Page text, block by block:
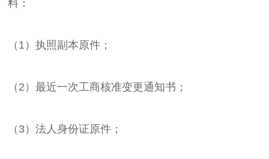
料：
（1）执照副本原件；
（2）最近一次工商核准变更通知书；
（3）法人身份证原件；